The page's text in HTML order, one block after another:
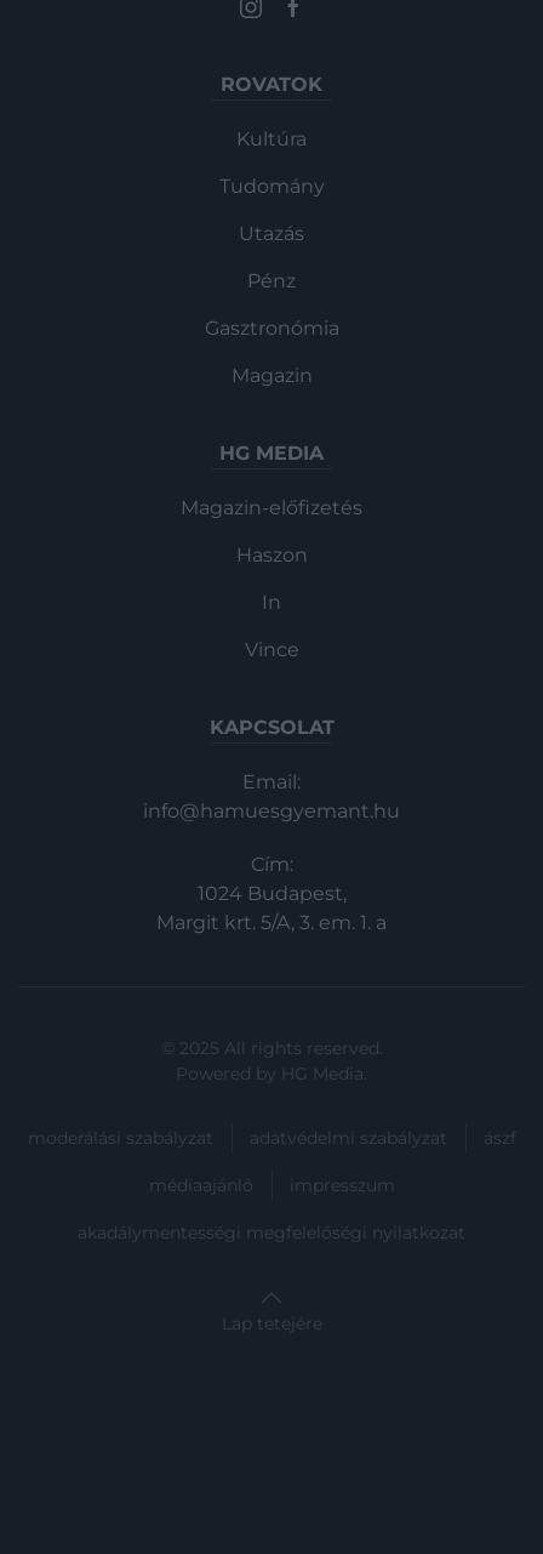
ROVATOK
Kultúra
Tudomány
Utazás
Pénz
Gasztronómia
Magazin
HG MEDIA
Magazin-előfizetés
Haszon
In
Vince
KAPCSOLAT
Email:
info@hamuesgyemant.hu
Cím:
1024 Budapest,
Margit krt. 5/A, 3. em. 1. a
© 2025 All rights reserved.
Powered by HG Media.
moderálási szabályzat adatvédelmi szabályzat ászf
médiaajánló impresszum
akadálymentességi megfelelőségi nyilatkozat
Lap tetejére